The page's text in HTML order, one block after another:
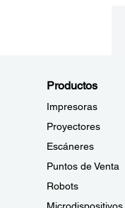
Productos
Impresoras
Proyectores
Escáneres
Puntos de Venta
Robots